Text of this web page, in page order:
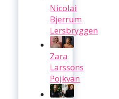
Nicolai
Bjerrum
Lersbryggen
Zara
Larssons
Pojkvän